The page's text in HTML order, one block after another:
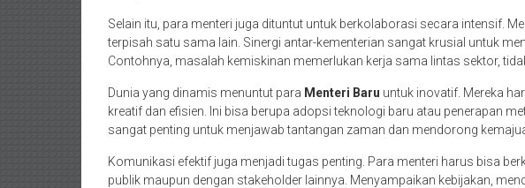
Selain itu, para menteri juga dituntut untuk berkolaborasi secara intensif.
terpisah satu sama lain. Sinergi antar-kementerian sangat krusial untuk
Contohnya, masalah kemiskinan memerlukan kerja sama lintas sektor,
Dunia yang dinamis menuntut para Menteri Baru untuk inovatif. Mereka
kreatif dan efisien. Ini bisa berupa adopsi teknologi baru atau penerapan
sangat penting untuk menjawab tantangan zaman dan mendorong
Komunikasi efektif juga menjadi tugas penting. Para menteri harus bisa
publik maupun dengan stakeholder lainnya. Menyampaikan kebijakan,